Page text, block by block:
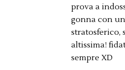
prova a
gonna con
stratosferico,
altissima!
sempre XD